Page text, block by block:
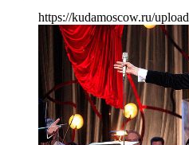
https://kudamoscow.ru/